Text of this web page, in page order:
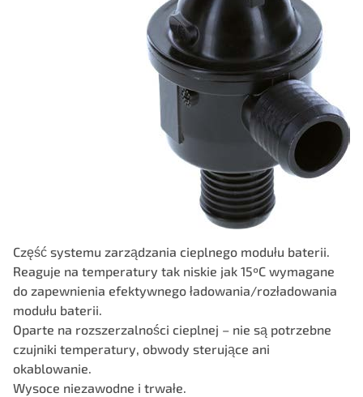
Część systemu zarządzania cieplnego modułu baterii.
Reaguje na temperatury tak niskie jak 15ºC wymagane
do zapewnienia efektywnego ładowania/rozładowania
modułu baterii.
Oparte na rozszerzalności cieplnej – nie są potrzebne
czujniki temperatury, obwody sterujące ani
okablowanie.
Wysoce niezawodne i trwałe.